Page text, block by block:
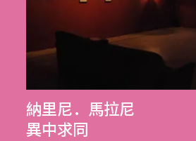
納里尼．馬拉尼
異中求同